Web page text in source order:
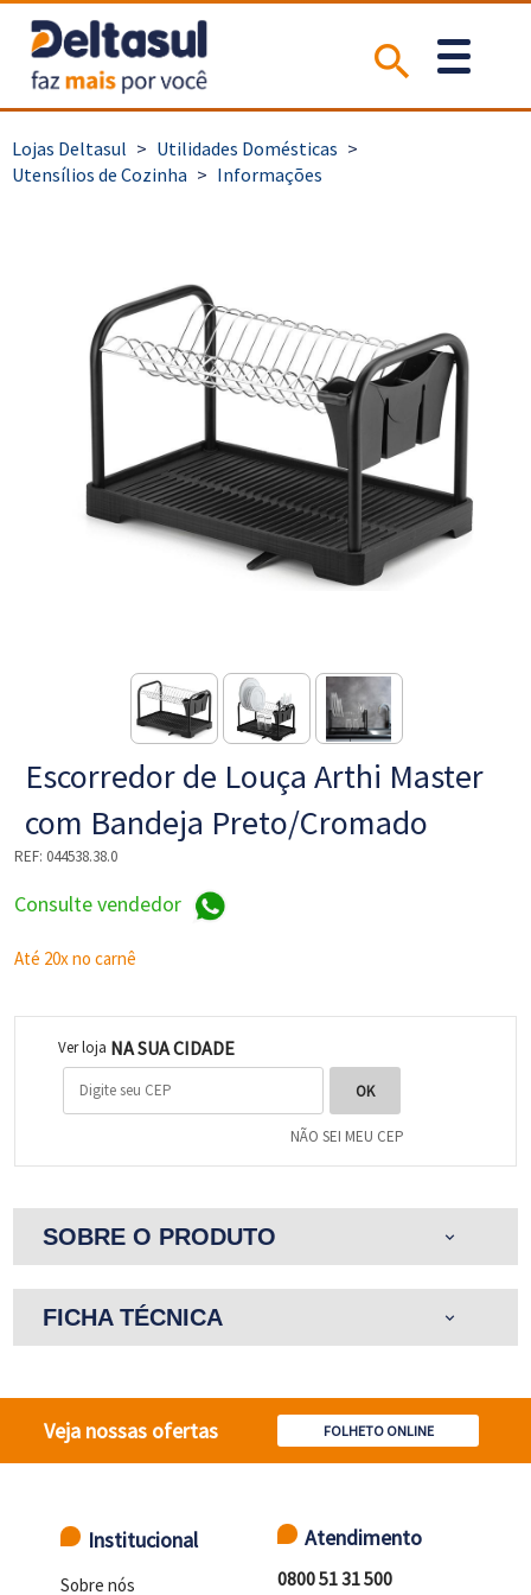
> Utilidades Domésticas >
Utensílios de Cozinha > Informações
Escorredor de Louça Arthi Master
com Bandeja Preto/Cromado
REF: 044538.38.0
Consulte vendedor
Até 20x no carnê
Ver loja NA SUA CIDADE
NÃO SEI MEU CEP
SOBRE O PRODUTO expand_more
FICHA TÉCNICA expand_more
Veja nossas ofertas FOLHETO ONLINE
Institucional
Sobre nós
Atendimento
0800 51 31 500